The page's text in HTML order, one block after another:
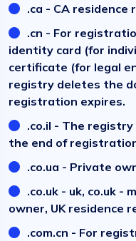
.ca - CA residence
.cn - For
identity card (for
certificate (for legal
registry deletes the
registration expires.
.co.il - The
the end of
.co.ua - Private
.co.uk - uk, co.uk -
owner, UK residence
.com.cn - For